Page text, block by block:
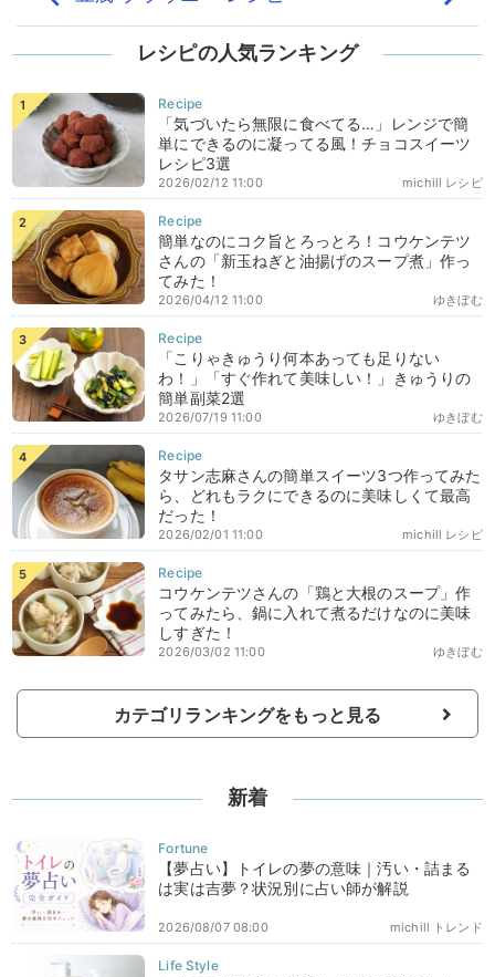
レシピの人気ランキング
「気づいたら無限に食べてる…」レンジで簡
単にできるのに凝ってる風！チョコスイーツ
レシピ3選
michill レシピ
2026/02/12 11:00
簡単なのにコク旨とろっとろ！コウケンテツ
さんの「新玉ねぎと油揚げのスープ煮」作っ
てみた！
ゆきぼむ
2026/04/12 11:00
「こりゃきゅうり何本あっても足りない
わ！」「すぐ作れて美味しい！」きゅうりの
簡単副菜2選
ゆきぼむ
2026/07/19 11:00
タサン志麻さんの簡単スイーツ3つ作ってみた
ら、どれもラクにできるのに美味しくて最高
だった！
michill レシピ
2026/02/01 11:00
コウケンテツさんの「鶏と大根のスープ」作
ってみたら、鍋に入れて煮るだけなのに美味
しすぎた！
ゆきぼむ
2026/03/02 11:00
カテゴリランキングをもっと見る
新着
【夢占い】トイレの夢の意味｜汚い・詰まる
は実は吉夢？状況別に占い師が解説
michill トレンド
2026/08/07 08:00